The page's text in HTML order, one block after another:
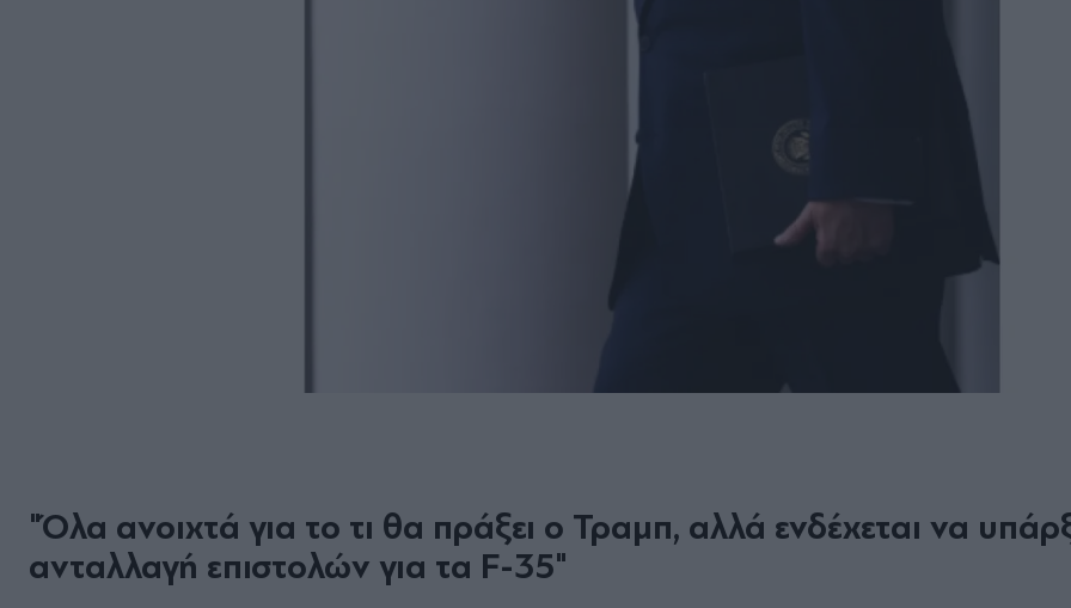
"Όλα ανοιχτά για το τι θα πράξει ο Τραμπ, αλλά ενδέχεται να
ανταλλαγή επιστολών για τα F-35"